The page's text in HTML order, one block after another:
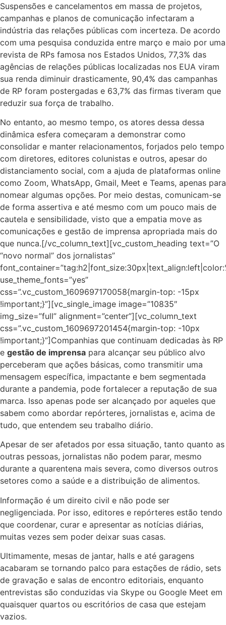
Suspensões e cancelamentos em massa de projetos,
campanhas e planos de comunicação infectaram a
indústria das relações públicas com incerteza. De acordo
com uma pesquisa conduzida entre março e maio por uma
revista de RPs famosa nos Estados Unidos, 77,3% das
agências de relações públicas localizadas nos EUA viram
sua renda diminuir drasticamente, 90,4% das campanhas
de RP foram postergadas e 63,7% das firmas tiveram que
reduzir sua força de trabalho.
No entanto, ao mesmo tempo, os atores dessa dessa
dinâmica esfera começaram a demonstrar como
consolidar e manter relacionamentos, forjados pelo tempo
com diretores, editores colunistas e outros, apesar do
distanciamento social, com a ajuda de plataformas online
como Zoom, WhatsApp, Gmail, Meet e Teams, apenas para
nomear algumas opções. Por meio destas, comunicam-se
de forma assertiva e até mesmo com um pouco mais de
cautela e sensibilidade, visto que a empatia move as
comunicações e gestão de imprensa apropriada mais do
que nunca.[/vc_column_text][vc_custom_heading text=”O
“novo normal” dos jornalistas”
use_theme_fonts=”yes”
css=”.vc_custom_1609697170058{margin-top: -15px
!important;}”][vc_single_image image=”10835″
img_size=”full” alignment=”center”][vc_column_text
css=”.vc_custom_1609697201454{margin-top: -10px
!important;}”]Companhias que continuam dedicadas às RP
e gestão de imprensa para alcançar seu público alvo
perceberam que ações básicas, como transmitir uma
mensagem específica, impactante e bem segmentada
durante a pandemia, pode fortalecer a reputação de sua
marca. Isso apenas pode ser alcançado por aqueles que
sabem como abordar repórteres, jornalistas e, acima de
tudo, que entendem seu trabalho diário.
Apesar de ser afetados por essa situação, tanto quanto as
outras pessoas, jornalistas não podem parar, mesmo
durante a quarentena mais severa, como diversos outros
setores como a saúde e a distribuição de alimentos.
Informação é um direito civil e não pode ser
negligenciada. Por isso, editores e repórteres estão tendo
que coordenar, curar e apresentar as notícias diárias,
muitas vezes sem poder deixar suas casas.
Ultimamente, mesas de jantar, halls e até garagens
acabaram se tornando palco para estações de rádio, sets
de gravação e salas de encontro editoriais, enquanto
entrevistas são conduzidas via Skype ou Google Meet em
quaisquer quartos ou escritórios de casa que estejam
vazios.